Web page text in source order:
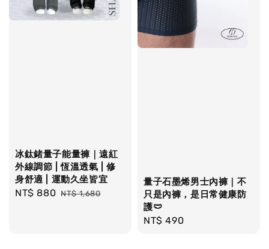
冰鈦鍺量子能量褲｜遠紅
外線調節 | 恆溫透氣 | 修
身舒適 | 運動久坐皆宜
Sale
NT$ 880 Regular
NT$ 1,680
量子石墨烯男士內褲｜不
只是內褲，是日常健康防
護🩲
Regular
NT$ 490